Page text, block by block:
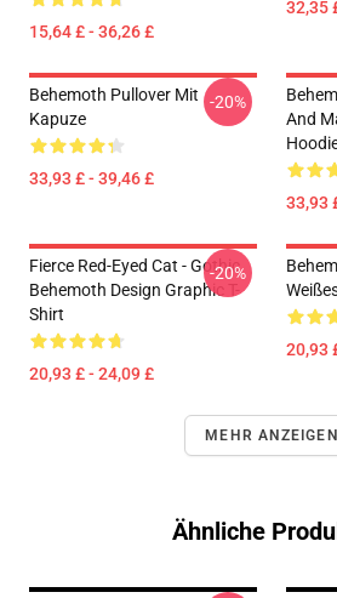
15,64 £ - 36,26 £
32,35
Behemoth Pullover Mit
Kapuze
33,93 £ - 39,46 £
-20%
And
33,93
Fierce Red-Eyed Cat - Gothic
Behemoth Design Graphic T-
Shirt
20,93 £ - 24,09 £
-20%
20,93
MEHR ANZEIGEN
Ähnliche